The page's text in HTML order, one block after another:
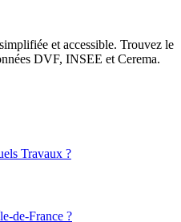
et accessible. Trouvez le
DVF, INSEE et Cerema.
Travaux ?
de-France ?